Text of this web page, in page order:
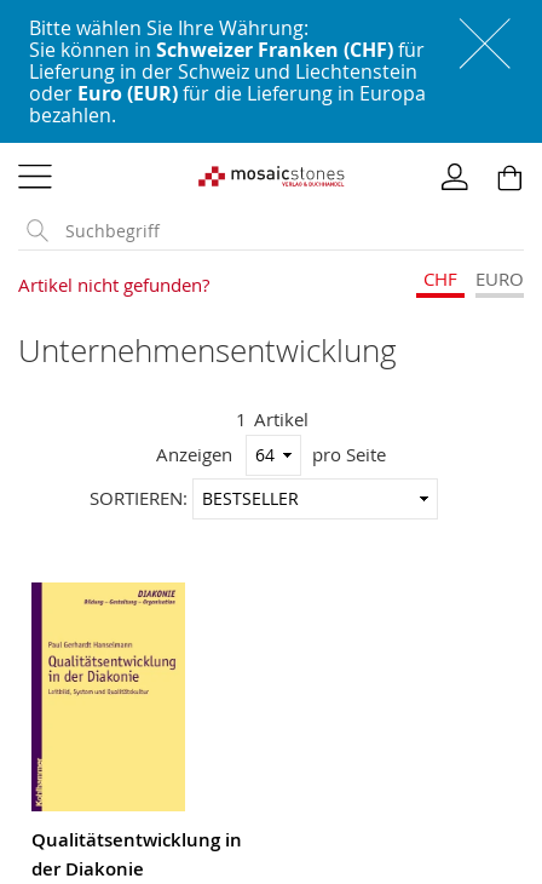
Bitte wählen Sie Ihre Währung:
Sie können in Schweizer Franken (CHF)für
Lieferung in der Schweiz und Liechtenstein
oder Euro (EUR)für die Lieferung in Europa
bezahlen.
zum
Inhalt
Artikel nicht gefunden? CHF EURO
Unternehmensentwicklung
1 Artikel
Anzeigen
pro Seite
SORTIEREN:
Qualitätsentwicklung in
der Diakonie